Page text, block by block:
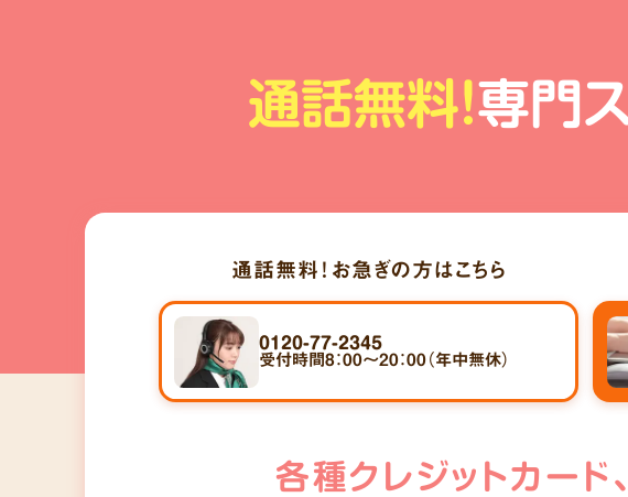
通話無料!専門
通話無料！ お急ぎの方はこちら
0120-77-2345
受付時間8：00～20：00（年中無休）
各種クレジットカード、